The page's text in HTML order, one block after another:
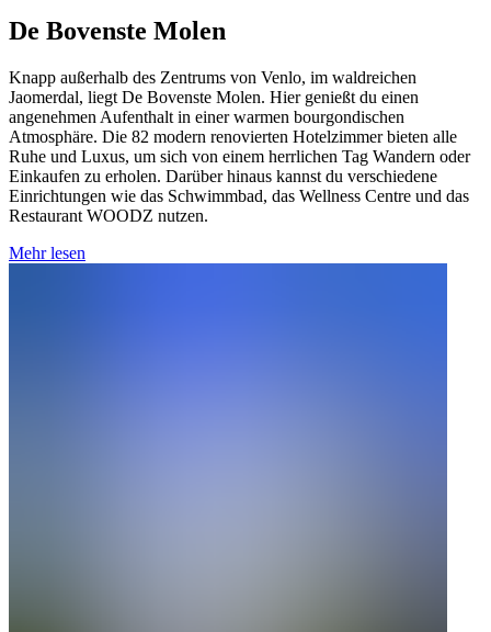
De Bovenste Molen
Knapp außerhalb des Zentrums von Venlo, im waldreichen
Jaomerdal, liegt De Bovenste Molen. Hier genießt du einen
angenehmen Aufenthalt in einer warmen bourgondischen
Atmosphäre. Die 82 modern renovierten Hotelzimmer bieten alle
Ruhe und Luxus, um sich von einem herrlichen Tag Wandern oder
Einkaufen zu erholen. Darüber hinaus kannst du verschiedene
Einrichtungen wie das Schwimmbad, das Wellness Centre und das
Restaurant WOODZ nutzen.
Mehr lesen